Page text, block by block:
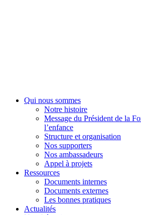
Fondation UEFA
Qui nous sommes
Notre histoire
Message du Président de la
l’enfance
Structure et organisation
Nos supporters
Nos ambassadeurs
Appel à projets
Ressources
Documents internes
Documents externes
Les bonnes pratiques
Actualités